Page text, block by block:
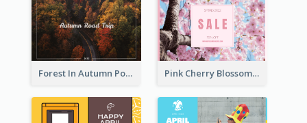
Forest In Autumn Post Card Pink Cherry Blossom Spring Sale Postcard